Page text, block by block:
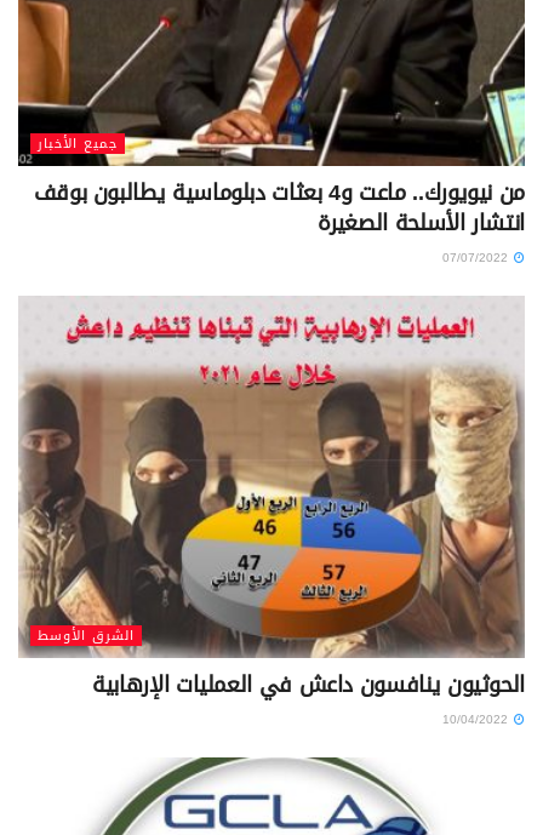
جميع الأخبار
من نيويورك.. ماعت و4 بعثات دبلوماسية يطالبون بوقف
انتشار الأسلحة الصغيرة
الشرق الأوسط
الحوثيون ينافسون داعش في العمليات الإرهابية